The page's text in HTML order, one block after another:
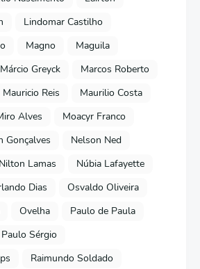
Lindomar Castilho
Magno
Maguila
Márcio Greyck
Marcos Roberto
Mauricio Reis
Maurilio Costa
Alves
Moacyr Franco
Gonçalves
Nelson Ned
Nilton Lamas
Núbia Lafayette
Dias
Osvaldo Oliveira
Ovelha
Paulo de Paula
Paulo Sérgio
Raimundo Soldado